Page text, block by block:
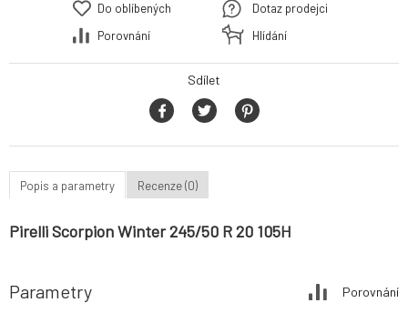
Do oblíbených
Porovnání
Dotaz prodejci
Hlídání
Sdílet
Popis a parametry Recenze (0)
Pirelli Scorpion Winter 245/50 R 20 105H
Parametry Porovnání